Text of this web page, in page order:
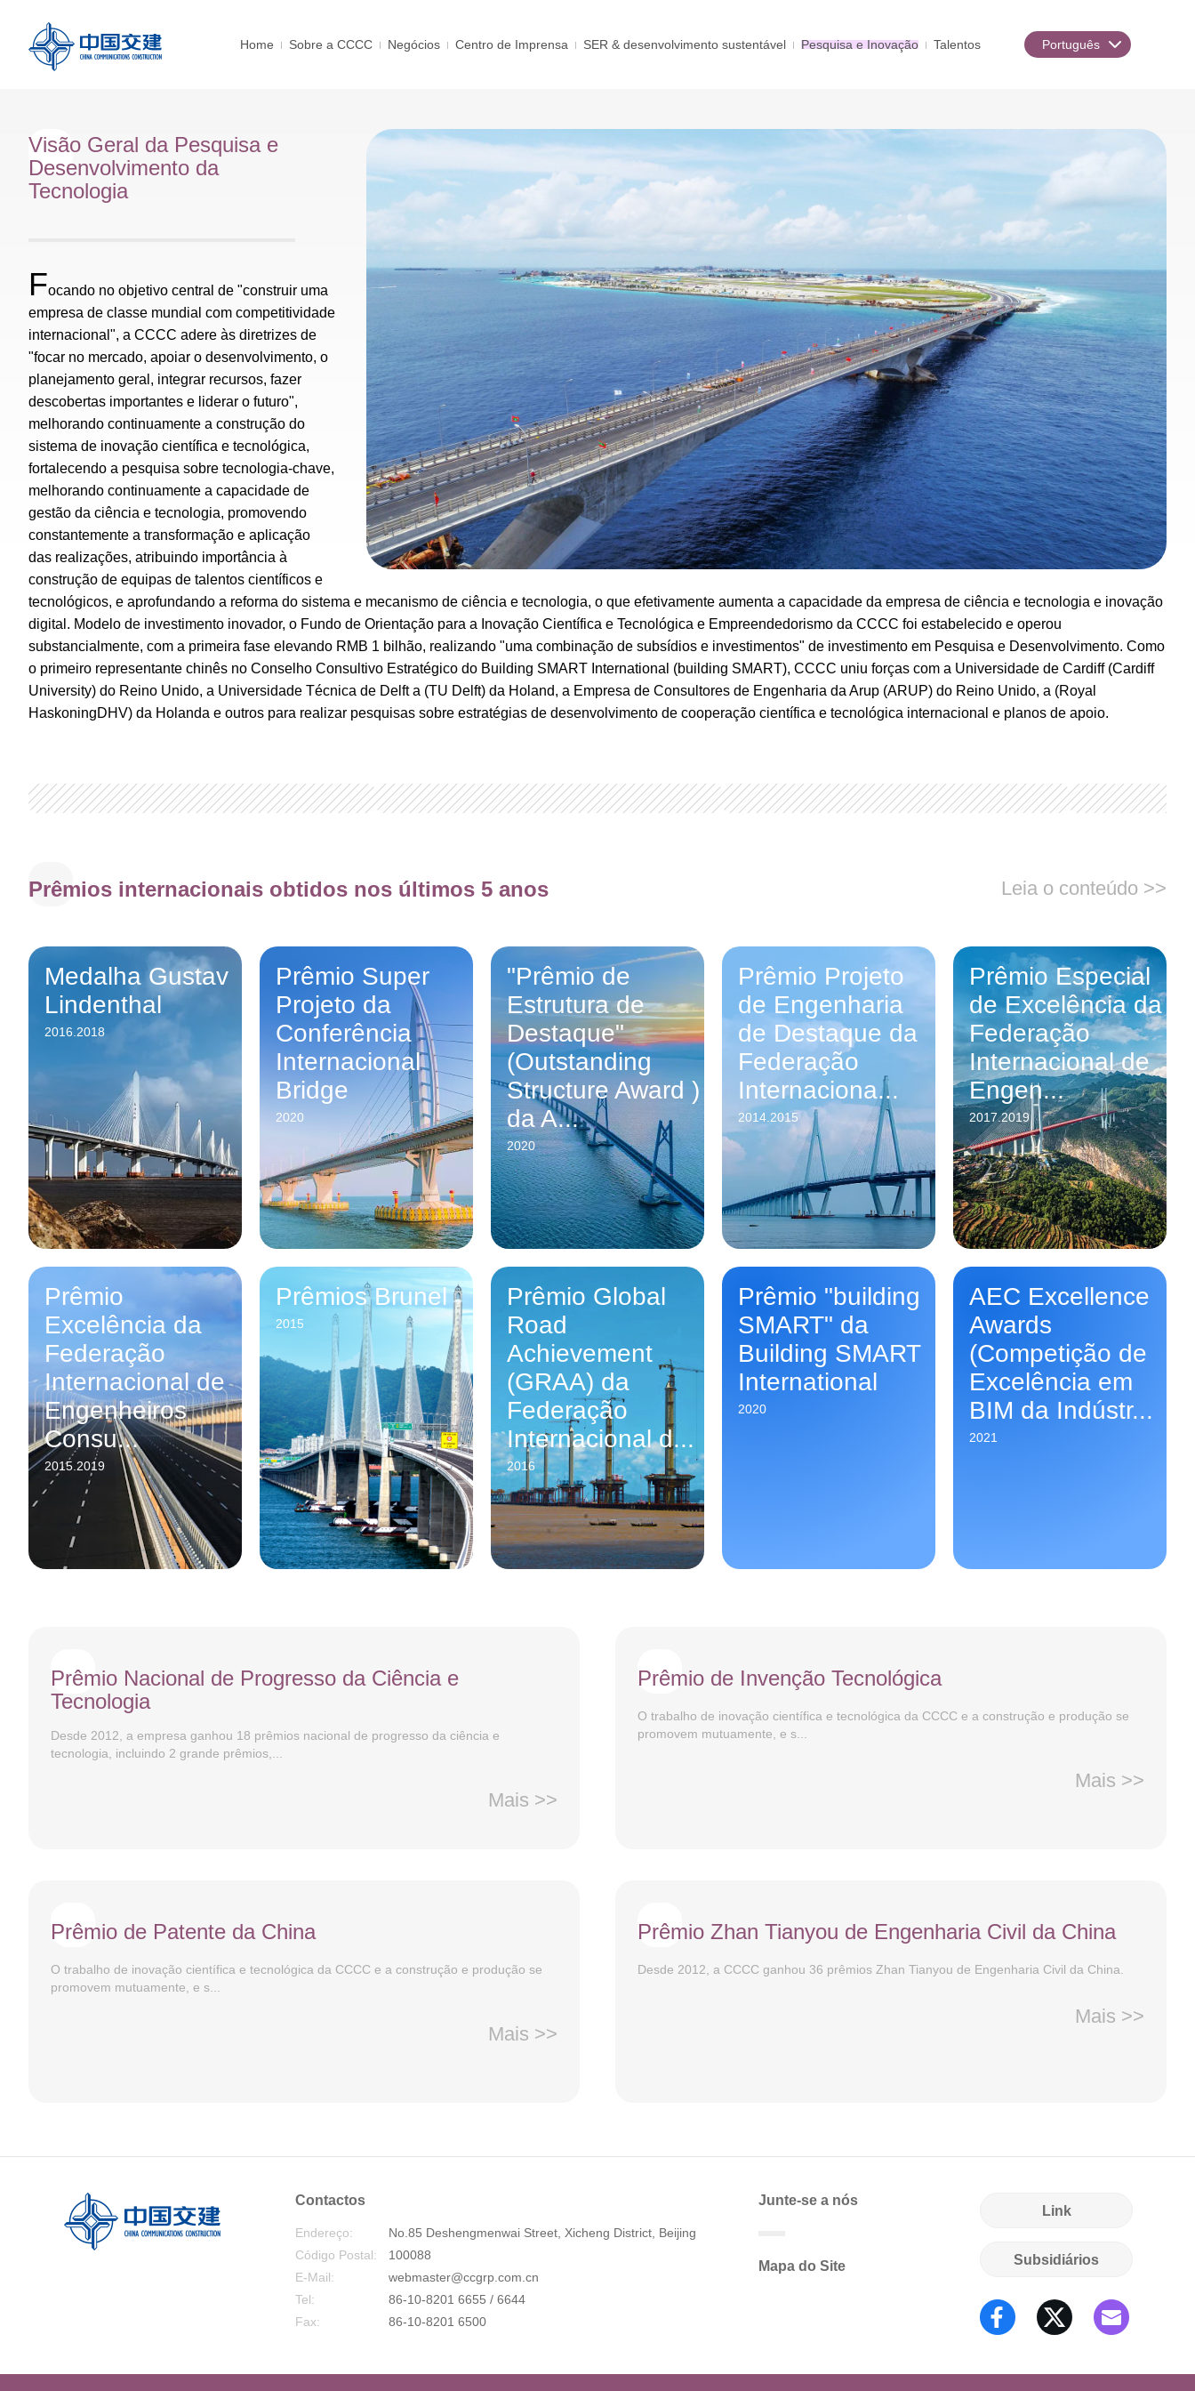
Home Sobre a CCCC Negócios Centro de Imprensa SER & desenvolvimento sustentável Pesquisa e Inovação Talentos Português
Visão Geral da Pesquisa e
Desenvolvimento da
Tecnologia
Focando no objetivo central de "construir uma
empresa de classe mundial com competitividade
internacional", a CCCC adere às diretrizes de
"focar no mercado, apoiar o desenvolvimento, o
planejamento geral, integrar recursos, fazer
descobertas importantes e liderar o futuro",
melhorando continuamente a construção do
sistema de inovação científica e tecnológica,
fortalecendo a pesquisa sobre tecnologia-chave,
melhorando continuamente a capacidade de
gestão da ciência e tecnologia, promovendo
constantemente a transformação e aplicação
das realizações, atribuindo importância à
construção de equipas de talentos científicos e
tecnológicos, e aprofundando a reforma do sistema e mecanismo de ciência e tecnologia, o que efetivamente aumenta a capacidade da empresa de ciência e tecnologia e inovação
digital. Modelo de investimento inovador, o Fundo de Orientação para a Inovação Científica e Tecnológica e Empreendedorismo da CCCC foi estabelecido e operou
substancialmente, com a primeira fase elevando RMB 1 bilhão, realizando "uma combinação de subsídios e investimentos" de investimento em Pesquisa e Desenvolvimento. Como
o primeiro representante chinês no Conselho Consultivo Estratégico do Building SMART International (building SMART), CCCC uniu forças com a Universidade de Cardiff (Cardiff
University) do Reino Unido, a Universidade Técnica de Delft a (TU Delft) da Holand, a Empresa de Consultores de Engenharia da Arup (ARUP) do Reino Unido, a (Royal
HaskoningDHV) da Holanda e outros para realizar pesquisas sobre estratégias de desenvolvimento de cooperação científica e tecnológica internacional e planos de apoio.
Prêmios internacionais obtidos nos últimos 5 anos Leia o conteúdo >>
Medalha Gustav
Lindenthal
2016.2018
Prêmio Super
Projeto da
Conferência
Internacional
Bridge
2020
"Prêmio de
Estrutura de
Destaque"
(Outstanding
Structure Award )
da A...
2020
Prêmio Projeto
de Engenharia
de Destaque da
Federação
Internaciona...
2014.2015
Prêmio Especial
de Excelência da
Federação
Internacional de
Engen...
2017.2019
Prêmio
Excelência da
Federação
Internacional de
Engenheiros
Consu...
2015.2019
Prêmios Brunel
2015
Prêmio Global
Road
Achievement
(GRAA) da
Federação
Internacional d...
2016
Prêmio "building
SMART" da
Building SMART
International
2020
AEC Excellence
Awards
(Competição de
Excelência em
BIM da Indústr...
2021
Prêmio Nacional de Progresso da Ciência e
Tecnologia
Desde 2012, a empresa ganhou 18 prêmios nacional de progresso da ciência e
tecnologia, incluindo 2 grande prêmios,...
Mais >>
Prêmio de Invenção Tecnológica
O trabalho de inovação científica e tecnológica da CCCC e a construção e produção se
promovem mutuamente, e s...
Mais >>
Prêmio de Patente da China
O trabalho de inovação científica e tecnológica da CCCC e a construção e produção se
promovem mutuamente, e s...
Mais >>
Prêmio Zhan Tianyou de Engenharia Civil da China
Desde 2012, a CCCC ganhou 36 prêmios Zhan Tianyou de Engenharia Civil da China.
Mais >>
Contactos
Endereço:
No.85 Deshengmenwai Street, Xicheng District, Beijing
Código Postal:
100088
E-Mail:
webmaster@ccgrp.com.cn
Tel:
86-10-8201 6655 / 6644
Fax:
86-10-8201 6500
Junte-se a nós
Mapa do Site
Link
Subsidiários